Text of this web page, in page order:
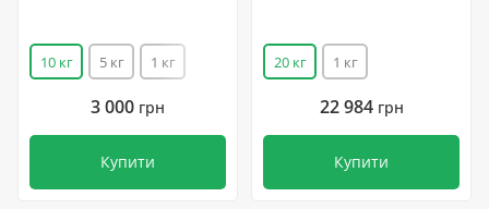
10 кг 5 кг 1 кг
3 000 грн
Купити
20 кг 1 кг
22 984 грн
Купити